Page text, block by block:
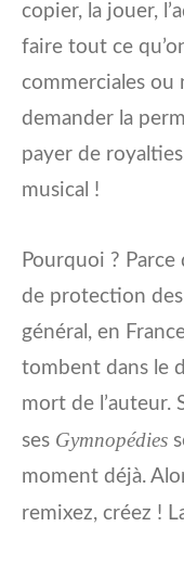
copier, la jouer,
faire tout ce
commerciales ou
demander la
payer de
musical !
Pourquoi ?
de protection
général, en
tombent dans le
mort de l’auteur.
ses Gymnopédies
moment déjà.
remixez, créez !